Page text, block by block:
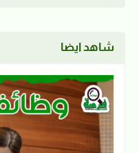
شاهد ايضا